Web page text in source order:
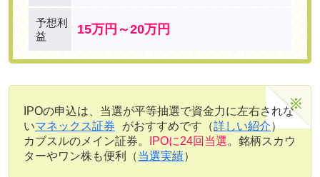
予想利
益
15万円～20万円
IPOの申込は、当選が平等抽選で資金力に左右されな
いマネックス証券 がおすすめです（詳しい紹介）
カブスルのメイン証券。
IPOに24回当選。銘柄スカウ
ターやワン株も便利（当選実績）